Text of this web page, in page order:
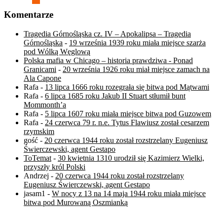
Komentarze
Tragedia Górnośląska cz. IV – Apokalipsa – Tragedia
Górnośląska - 19 września 1939 roku miała miejsce szarża
pod Wólką Węglową
Polska mafia w Chicago – historia prawdziwa - Ponad
Granicami - 20 września 1926 roku miał miejsce zamach na
Ala Capone
Rafa - 13 lipca 1666 roku rozegrała się bitwa pod Mątwami
Rafa - 6 lipca 1685 roku Jakub II Stuart stłumił bunt
Mommonth’a
Rafa - 5 lipca 1607 roku miała miejsce bitwa pod Guzowem
Rafa - 24 czerwca 79 r. n.e. Tytus Flawiusz został cesarzem
rzymskim
gość - 20 czerwca 1944 roku został rozstrzelany Eugeniusz
Świerczewski, agent Gestapo
ToTemat - 30 kwietnia 1310 urodził się Kazimierz Wielki,
przyszły król Polski
Andrzej - 20 czerwca 1944 roku został rozstrzelany
Eugeniusz Świerczewski, agent Gestapo
jasam1 - W nocy z 13 na 14 maja 1944 roku miała miejsce
bitwa pod Murowaną Oszmianką